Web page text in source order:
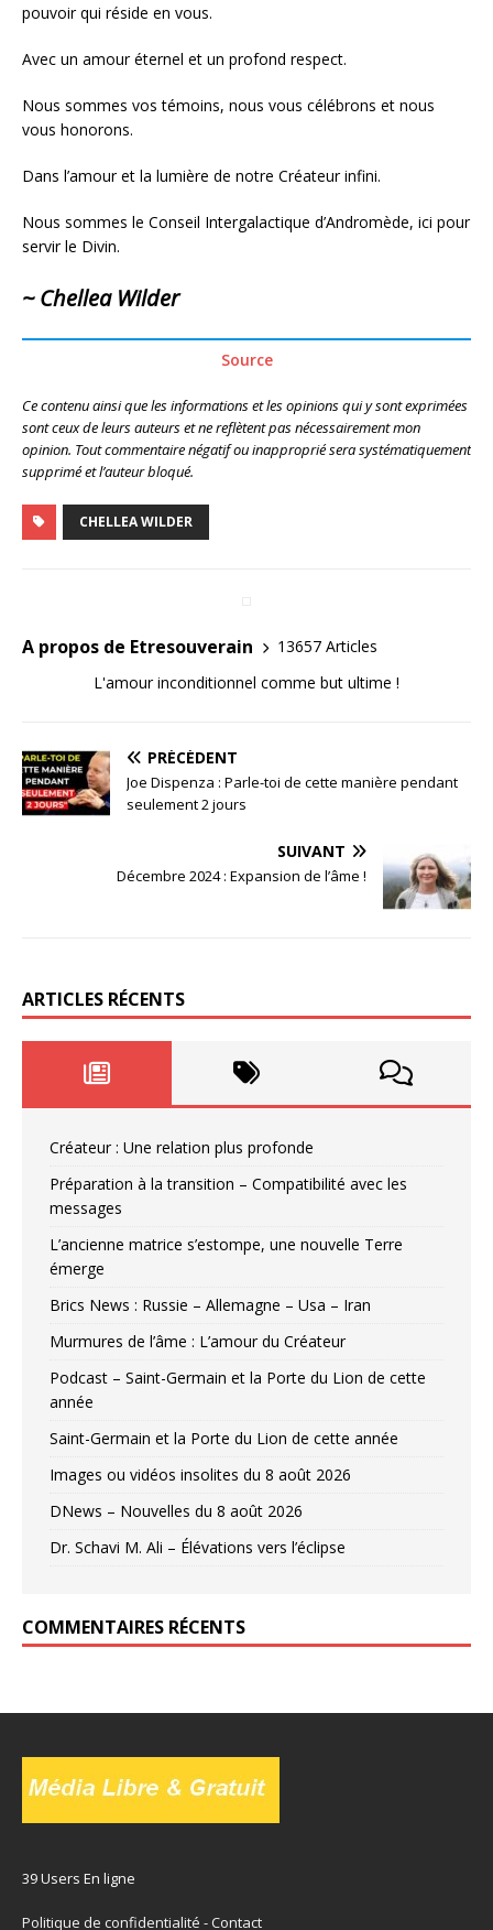
pouvoir qui réside en vous.
Avec un amour éternel et un profond respect.
Nous sommes vos témoins, nous vous célébrons et nous
vous honorons.
Dans l’amour et la lumière de notre Créateur infini.
Nous sommes le Conseil Intergalactique d’Andromède, ici pour
servir le Divin.
~ Chellea Wilder
Source
Ce contenu ainsi que les informations et les opinions qui y sont exprimées
sont ceux de leurs auteurs et ne reflètent pas nécessairement mon
opinion. Tout commentaire négatif ou inapproprié sera systématiquement
supprimé et l’auteur bloqué.
CHELLEA WILDER
A propos de Etresouverain
13657 Articles
L'amour inconditionnel comme but ultime !
PRÉCÉDENT
Joe Dispenza : Parle-toi de cette manière pendant
seulement 2 jours
SUIVANT
Décembre 2024 : Expansion de l’âme !
ARTICLES RÉCENTS
Créateur : Une relation plus profonde
Préparation à la transition – Compatibilité avec les
messages
L’ancienne matrice s’estompe, une nouvelle Terre
émerge
Brics News : Russie – Allemagne – Usa – Iran
Murmures de l’âme : L’amour du Créateur
Podcast – Saint-Germain et la Porte du Lion de cette
année
Saint-Germain et la Porte du Lion de cette année
Images ou vidéos insolites du 8 août 2026
DNews – Nouvelles du 8 août 2026
Dr. Schavi M. Ali – Élévations vers l’éclipse
COMMENTAIRES RÉCENTS
39 Users En ligne
Politique de confidentialité -Contact